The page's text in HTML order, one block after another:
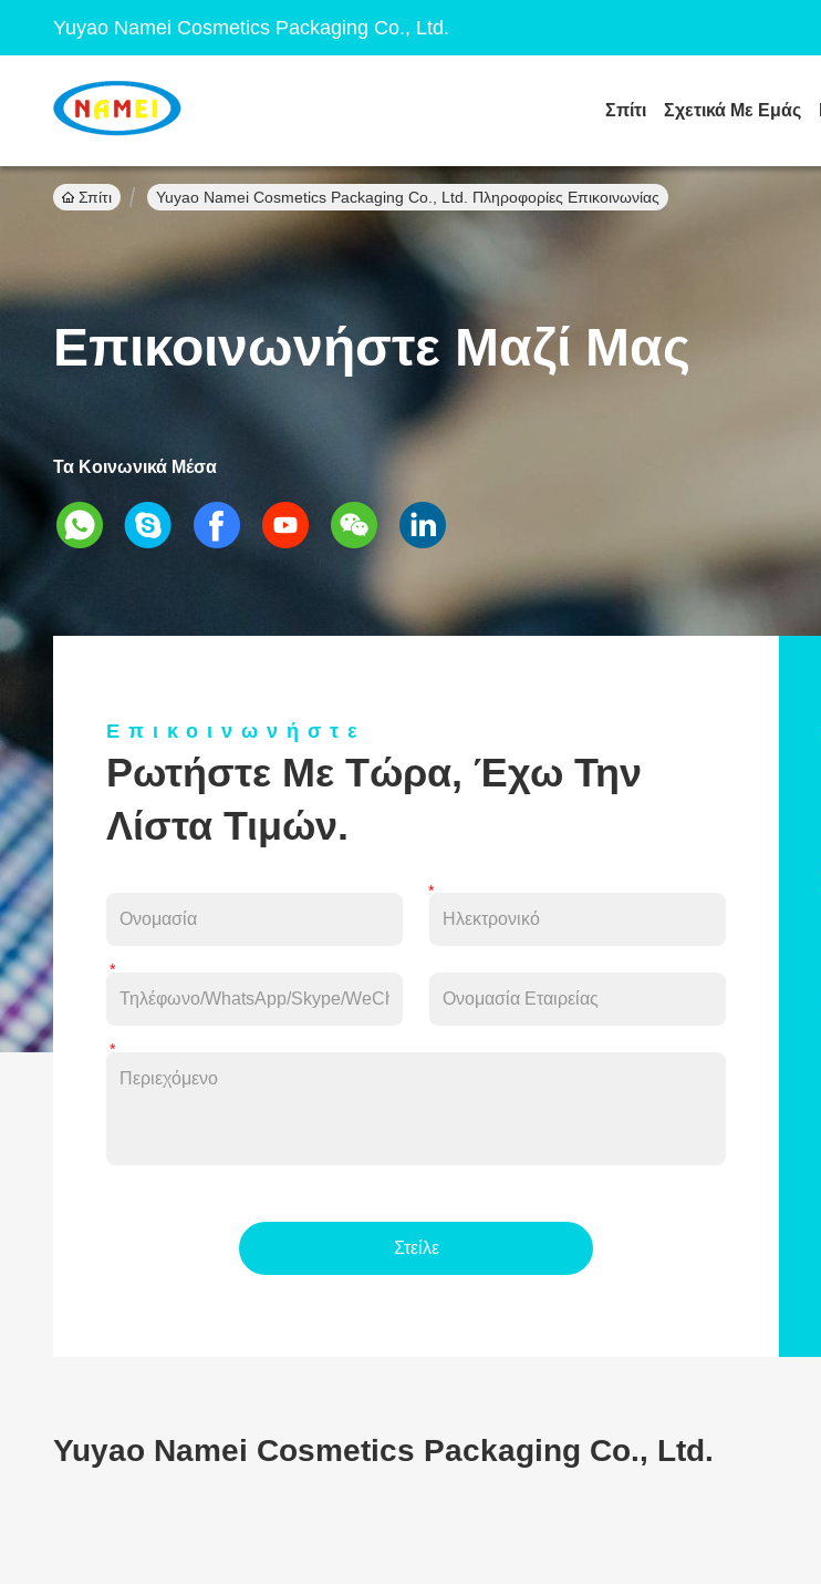
Yuyao Namei Cosmetics Packaging Co., Ltd.
Σπίτι Σχετικά Με Εμάς
Σπίτι Yuyao Namei Cosmetics Packaging Co., Ltd. Πληροφορίες Επικοινωνίας
Επικοινωνήστε Μαζί Μας
Τα Κοινωνικά Μέσα
Επικοινωνήστε
Ρωτήστε Με Τώρα, Έχω Την
Λίστα Τιμών.
Στείλε
Yuyao Namei Cosmetics Packaging Co., Ltd.